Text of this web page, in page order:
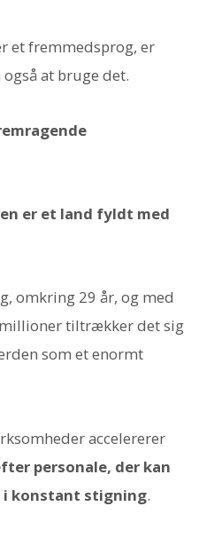
et fremmedsprog, er
at bruge det.
er et land fyldt med
omkring 29 år, og med
tiltrækker det sig
som et enormt
accelererer
personale, der kan
i konstant stigning.